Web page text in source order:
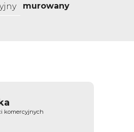
murowany
komercyjnych